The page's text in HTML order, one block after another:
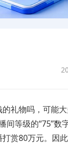
礼物吗，可能
间等级的“75”数
赏80万元。因